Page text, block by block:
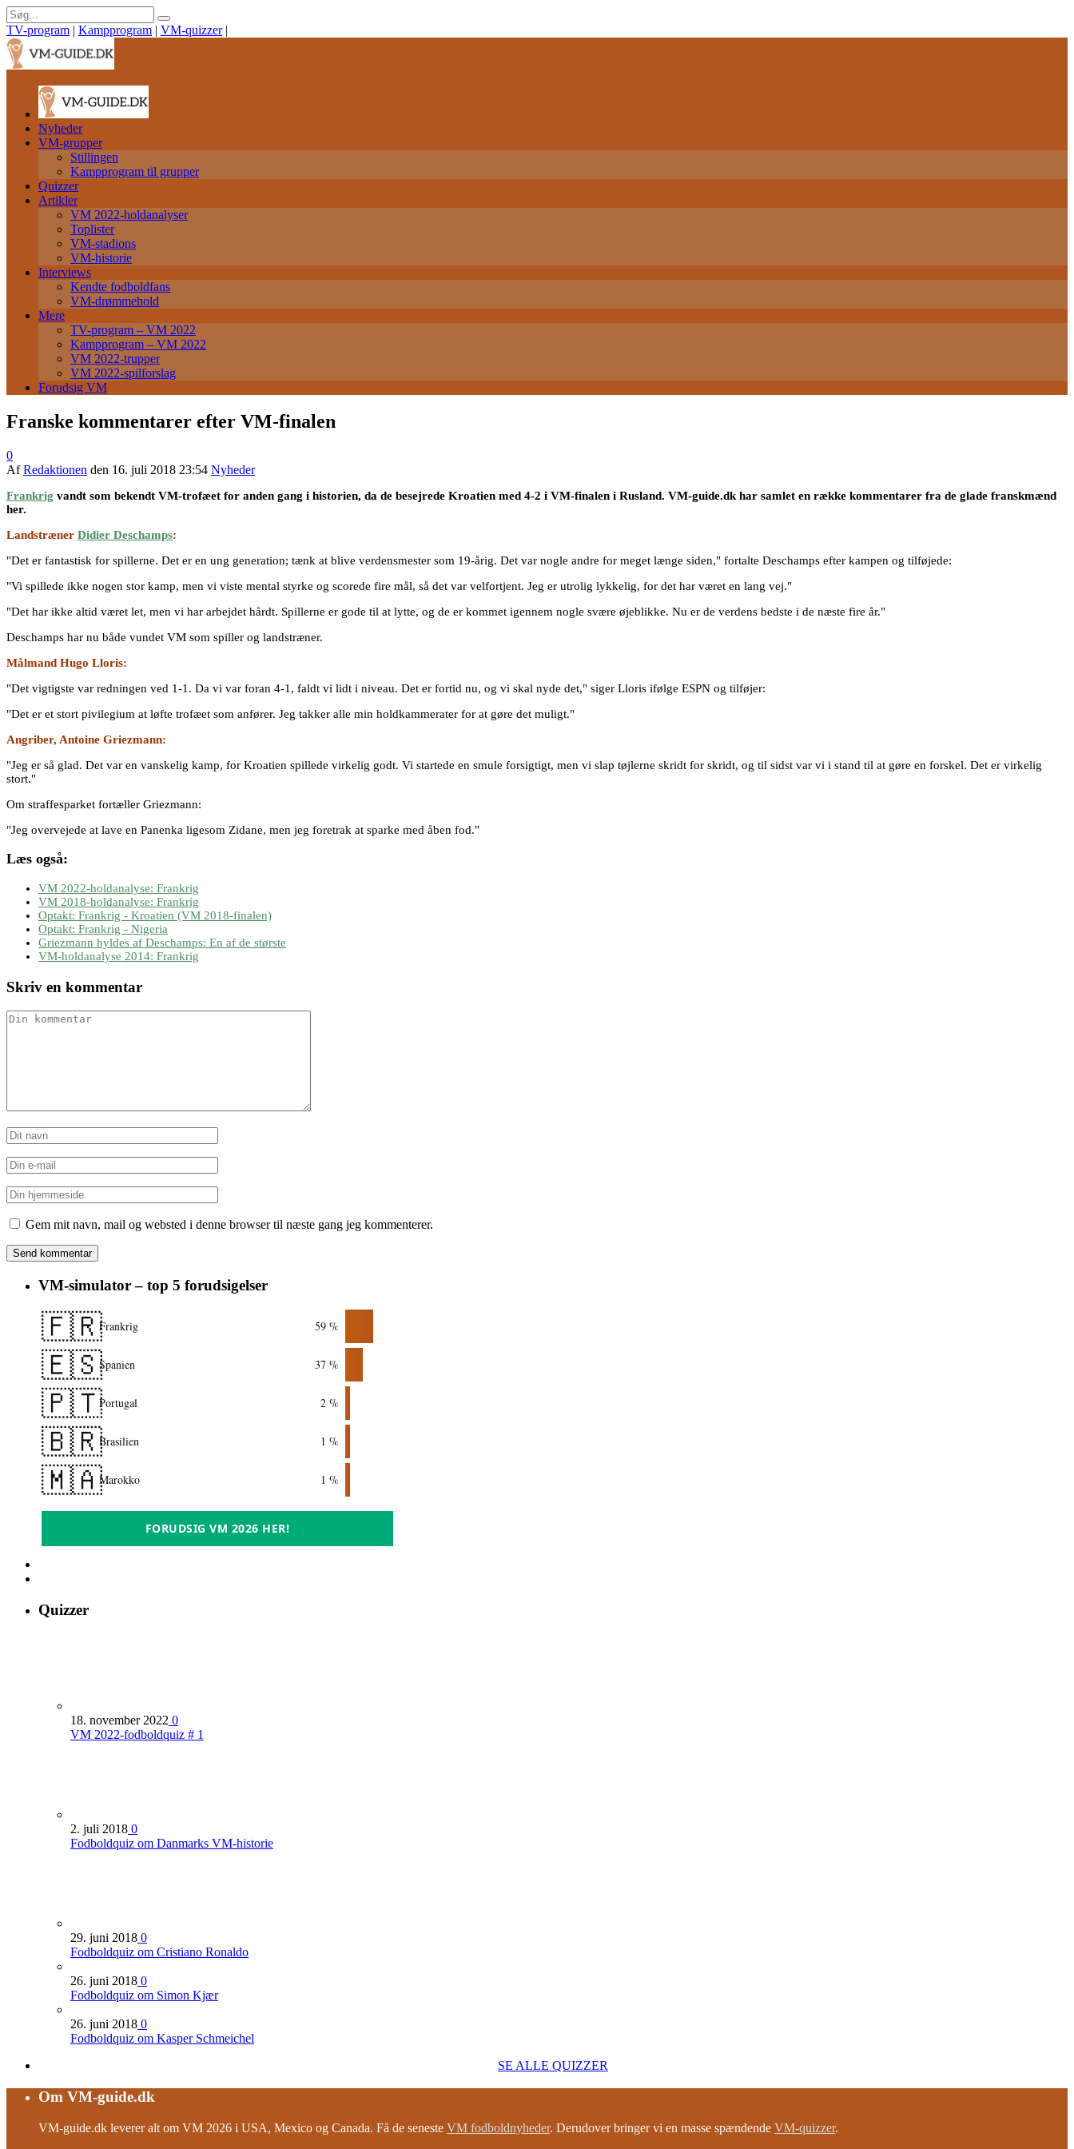
TV-program | Kampprogram | VM-quizzer |
Nyheder
VM-grupper
Stillingen
Kampprogram til grupper
Quizzer
Artikler
VM 2022-holdanalyser
Toplister
VM-stadions
VM-historie
Interviews
Kendte fodboldfans
VM-drømmehold
Mere
TV-program – VM 2022
Kampprogram – VM 2022
VM 2022-trupper
VM 2022-spilforslag
Forudsig VM
Franske kommentarer efter VM-finalen
0
AfRedaktionen den 16. juli 2018 23:54 Nyheder
Frankrig vandt som bekendt VM-trofæet for anden gang i historien, da de besejrede Kroatien med 4-2 i VM-finalen i Rusland. VM-guide.dk har samlet en række kommentarer fra de glade franskmænd
her.
Landstræner Didier Deschamps:
"Det er fantastisk for spillerne. Det er en ung generation; tænk at blive verdensmester som 19-årig. Det var nogle andre for meget længe siden," fortalte Deschamps efter kampen og tilføjede:
"Vi spillede ikke nogen stor kamp, men vi viste mental styrke og scorede fire mål, så det var velfortjent. Jeg er utrolig lykkelig, for det har været en lang vej."
"Det har ikke altid været let, men vi har arbejdet hårdt. Spillerne er gode til at lytte, og de er kommet igennem nogle svære øjeblikke. Nu er de verdens bedste i de næste fire år."
Deschamps har nu både vundet VM som spiller og landstræner.
Målmand Hugo Lloris:
"Det vigtigste var redningen ved 1-1. Da vi var foran 4-1, faldt vi lidt i niveau. Det er fortid nu, og vi skal nyde det," siger Lloris ifølge ESPN og tilføjer:
"Det er et stort pivilegium at løfte trofæet som anfører. Jeg takker alle min holdkammerater for at gøre det muligt."
Angriber, Antoine Griezmann:
"Jeg er så glad. Det var en vanskelig kamp, for Kroatien spillede virkelig godt. Vi startede en smule forsigtigt, men vi slap tøjlerne skridt for skridt, og til sidst var vi i stand til at gøre en forskel. Det er virkelig
stort."
Om straffesparket fortæller Griezmann:
"Jeg overvejede at lave en Panenka ligesom Zidane, men jeg foretrak at sparke med åben fod."
Læs også:
VM 2022-holdanalyse: Frankrig
VM 2018-holdanalyse: Frankrig
Optakt: Frankrig - Kroatien (VM 2018-finalen)
Optakt: Frankrig - Nigeria
Griezmann hyldes af Deschamps: En af de største
VM-holdanalyse 2014: Frankrig
Skriv en kommentar
Gem mit navn, mail og websted i denne browser til næste gang jeg kommenterer.
VM-simulator – top 5 forudsigelser
🇫🇷Frankrig 59 %
🇪🇸Spanien 37 %
🇵🇹Portugal 2 %
🇧🇷Brasilien 1 %
🇲🇦Marokko 1 %
FORUDSIG VM 2026 HER!
Quizzer
18. november 2022 0
VM 2022-fodboldquiz # 1
2. juli 2018 0
Fodboldquiz om Danmarks VM-historie
29. juni 2018 0
Fodboldquiz om Cristiano Ronaldo
26. juni 2018 0
Fodboldquiz om Simon Kjær
26. juni 2018 0
Fodboldquiz om Kasper Schmeichel
SE ALLE QUIZZER
Om VM-guide.dk
VM-guide.dk leverer alt om VM 2026 i USA, Mexico og Canada. Få de seneste VM fodboldnyheder. Derudover bringer vi en masse spændende VM-quizzer.